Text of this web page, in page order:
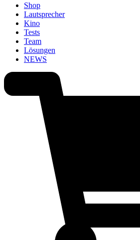
Shop
Lautsprecher
Kino
Tests
Team
Lösungen
NEWS